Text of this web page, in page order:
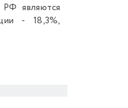
РФ являются
- 18,3%,